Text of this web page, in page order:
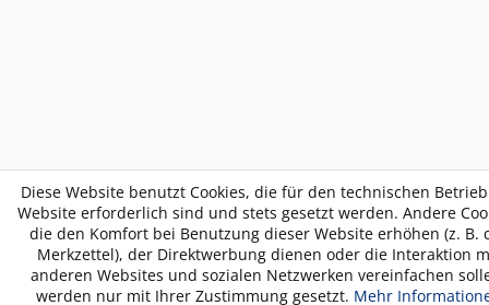
Diese Website benutzt Cookies, die für den technischen
Website erforderlich sind und stets gesetzt werden. Andere
die den Komfort bei Benutzung dieser Website erhöhen (z. B.
Merkzettel), der Direktwerbung dienen oder die Interaktion
anderen Websites und sozialen Netzwerken vereinfachen
werden nur mit Ihrer Zustimmung gesetzt. Mehr